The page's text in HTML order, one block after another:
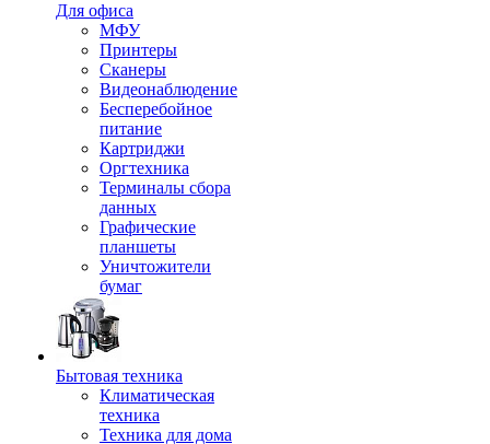
Для офиса
МФУ
Принтеры
Сканеры
Видеонаблюдение
Бесперебойное
питание
Картриджи
Оргтехника
Терминалы сбора
данных
Графические
планшеты
Уничтожители
бумаг
Бытовая техника
Климатическая
техника
Техника для дома